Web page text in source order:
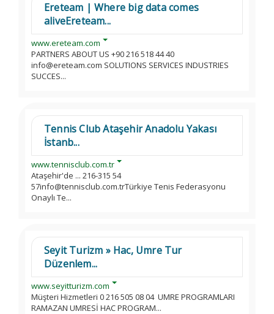
Ereteam | Where big data comes
aliveEreteam...
www.ereteam.com
PARTNERS ABOUT US +90 216 518 44 40
info@ereteam.com SOLUTIONS SERVICES INDUSTRIES
SUCCES...
Tennis Club Ataşehir Anadolu Yakası
İstanb...
www.tennisclub.com.tr
Ataşehir'de ... 216-315 54
57info@tennisclub.com.trTürkiye Tenis Federasyonu
Onaylı Te...
Seyit Turizm » Hac, Umre Tur
Düzenlem...
www.seyitturizm.com
Müşteri Hizmetleri 0 216 505 08 04 UMRE PROGRAMLARI
RAMAZAN UMRESİ HAC PROGRAM...